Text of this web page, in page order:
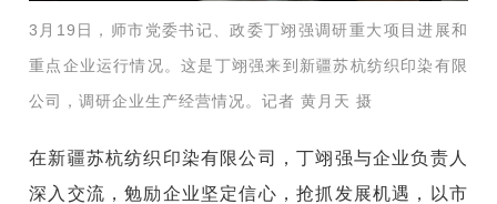
3月19日，师市党委书记、政委丁翊强调研重大项目进展和
重点企业运行情况。这是丁翊强来到新疆苏杭纺织印染有限
公司，调研企业生产经营情况。记者 黄月天 摄
在新疆苏杭纺织印染有限公司，丁翊强与企业负责人
深入交流，勉励企业坚定信心，抢抓发展机遇，以市